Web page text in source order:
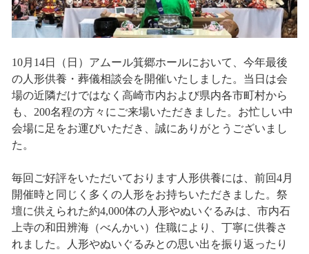
10月14日（日）アムール箕郷ホールにおいて、今年最後
の人形供養・葬儀相談会を開催いたしました。当日は会
場の近隣だけではなく高崎市内および県内各市町村から
も、200名程の方々にご来場いただきました。お忙しい中
会場に足をお運びいただき、誠にありがとうございまし
た。
毎回ご好評をいただいております人形供養には、前回4月
開催時と同じく多くの人形をお持ちいただきました。祭
壇に供えられた約4,000体の人形やぬいぐるみは、市内石
上寺の和田辨海（べんかい）住職により、丁寧に供養さ
れました。人形やぬいぐるみとの思い出を振り返ったり